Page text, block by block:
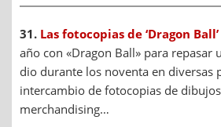
31. Las fotocopias de ‘Dragon Ball’
año con «Dragon Ball» para repasar
dio durante los noventa en diversas
intercambio de fotocopias de
merchandising…